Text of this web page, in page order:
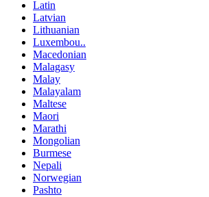
Latin
Latvian
Lithuanian
Luxembou..
Macedonian
Malagasy
Malay
Malayalam
Maltese
Maori
Marathi
Mongolian
Burmese
Nepali
Norwegian
Pashto